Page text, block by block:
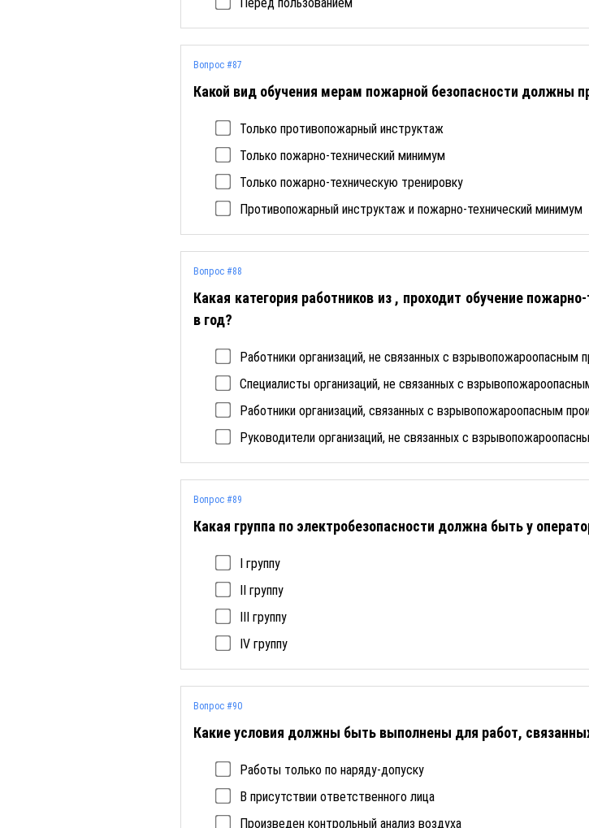
Вопрос #87
Какой вид обучения мерам пожарной безопасности должны
Только противопожарный инструктаж
Только пожарно-технический минимум
Только пожарно-техническую тренировку
Противопожарный инструктаж и пожарно-технический минимум
Вопрос #88
Какая категория работников из , проходит обучение
в год?
Работники организаций, не связанных с взрывопожароопасным
Специалисты организаций, не связанных с
Работники организаций, связанных с взрывопожароопасным
Руководители организаций, не связанных с
Вопрос #89
Какая группа по электробезопасности должна быть у
I группу
II группу
III группу
IV группу
Вопрос #90
Какие условия должны быть выполнены для работ,
Работы только по наряду-допуску
В присутствии ответственного лица
Произведен контрольный анализ воздуха